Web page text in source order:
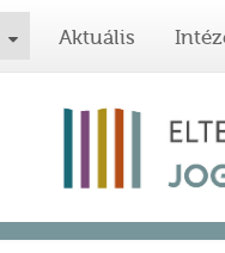
Aktuális